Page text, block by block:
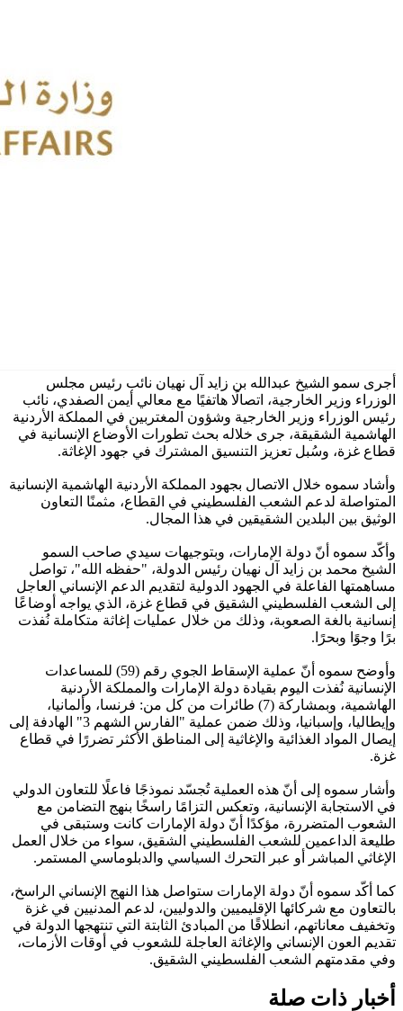
أجرى سمو الشيخ عبدالله بن زايد آل نهيان نائب رئيس مجلس
الوزراء وزير الخارجية، اتصالًا هاتفيًا مع معالي أيمن الصفدي، نائب
رئيس الوزراء وزير الخارجية وشؤون المغتربين في المملكة الأردنية
الهاشمية الشقيقة، جرى خلاله بحث تطورات الأوضاع الإنسانية في
قطاع غزة، وسُبل تعزيز التنسيق المشترك في جهود الإغاثة.
وأشاد سموه خلال الاتصال بجهود المملكة الأردنية الهاشمية الإنسانية
المتواصلة لدعم الشعب الفلسطيني في القطاع، مثمنًا التعاون
الوثيق بين البلدين الشقيقين في هذا المجال.
وأكّد سموه أنّ دولة الإمارات، وبتوجيهات سيدي صاحب السمو
الشيخ محمد بن زايد آل نهيان رئيس الدولة، "حفظه الله"، تواصل
مساهمتها الفاعلة في الجهود الدولية لتقديم الدعم الإنساني العاجل
إلى الشعب الفلسطيني الشقيق في قطاع غزة، الذي يواجه أوضاعًا
إنسانية بالغة الصعوبة، وذلك من خلال عمليات إغاثة متكاملة نُفذت
برًا وجوًا وبحرًا.
وأوضح سموه أنّ عملية الإسقاط الجوي رقم (59) للمساعدات
الإنسانية نُفذت اليوم بقيادة دولة الإمارات والمملكة الأردنية
الهاشمية، وبمشاركة (7) طائرات من كل من: فرنسا، وألمانيا،
وإيطاليا، وإسبانيا، وذلك ضمن عملية "الفارس الشهم 3" الهادفة إلى
إيصال المواد الغذائية والإغاثية إلى المناطق الأكثر تضررًا في قطاع
غزة.
وأشار سموه إلى أنّ هذه العملية تُجسّد نموذجًا فاعلًا للتعاون الدولي
في الاستجابة الإنسانية، وتعكس التزامًا راسخًا بنهج التضامن مع
الشعوب المتضررة، مؤكدًا أنّ دولة الإمارات كانت وستبقى في
طليعة الداعمين للشعب الفلسطيني الشقيق، سواء من خلال العمل
الإغاثي المباشر أو عبر التحرك السياسي والدبلوماسي المستمر.
كما أكّد سموه أنّ دولة الإمارات ستواصل هذا النهج الإنساني الراسخ،
بالتعاون مع شركائها الإقليميين والدوليين، لدعم المدنيين في غزة
وتخفيف معاناتهم، انطلاقًا من المبادئ الثابتة التي تنتهجها الدولة في
تقديم العون الإنساني والإغاثة العاجلة للشعوب في أوقات الأزمات،
وفي مقدمتهم الشعب الفلسطيني الشقيق.
أخبار ذات صلة